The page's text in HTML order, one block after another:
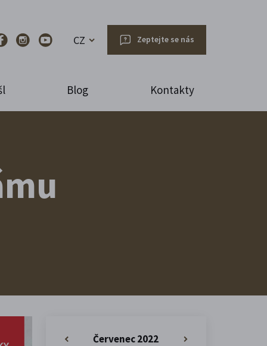
CZ Zeptejte se nás
Blog Kontakty
Červenec 2022
»